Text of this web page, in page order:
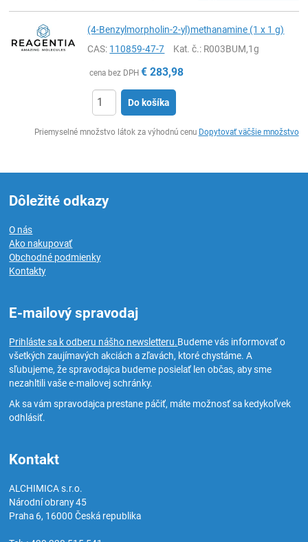
(4-Benzylmorpholin-2-yl)methanamine (1 x 1 g)
CAS: 110859-47-7 Kat. č.: R003BUM,1g
cena bez DPH € 283,98
Do košíka
Priemyselné množstvo látok za výhodnú cenu Dopytovať väčšie množstvo
Dôležité odkazy
O nás
Ako nakupovať
Obchodné podmienky
Kontakty
E-mailový spravodaj
Prihláste sa k odberu nášho newsletteru.Budeme vás informovať o
všetkých zaujímavých akciách a zľavách, ktoré chystáme. A
sľubujeme, že spravodajca budeme posielať len občas, aby sme
nezahltili vaše e-mailovej schránky.
Ak sa vám spravodajca prestane páčiť, máte možnosť sa kedykoľvek
odhlásiť.
Kontakt
ALCHIMICA s.r.o.
Národní obrany 45
Praha 6, 16000Česká republika